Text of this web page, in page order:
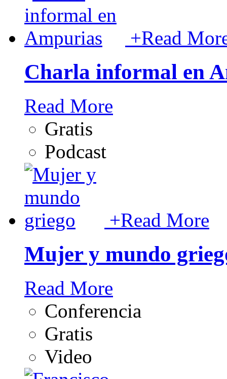
+Read
Charla informal en
Read More
Gratis
Podcast
+Read More
Mujer y mundo
Read More
Conferencia
Gratis
Video